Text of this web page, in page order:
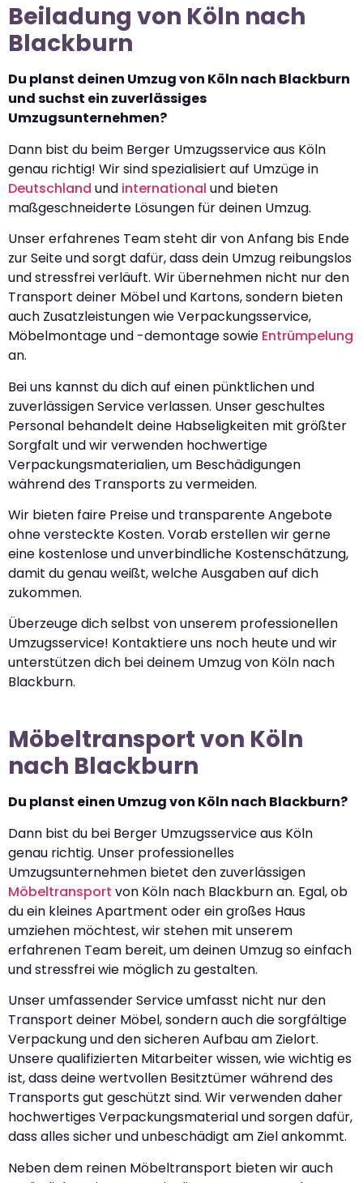
Beiladung von Köln nach
Blackburn
Du planst deinen Umzug von Köln nach Blackburn
und suchst ein zuverlässiges
Umzugsunternehmen?
Dann bist du beim Berger Umzugsservice aus Köln
genau richtig! Wir sind spezialisiert auf Umzüge in
Deutschland und international und bieten
maßgeschneiderte Lösungen für deinen Umzug.
Unser erfahrenes Team steht dir von Anfang bis Ende
zur Seite und sorgt dafür, dass dein Umzug reibungslos
und stressfrei verläuft. Wir übernehmen nicht nur den
Transport deiner Möbel und Kartons, sondern bieten
auch Zusatzleistungen wie Verpackungsservice,
Möbelmontage und -demontage sowie Entrümpelung
an.
Bei uns kannst du dich auf einen pünktlichen und
zuverlässigen Service verlassen. Unser geschultes
Personal behandelt deine Habseligkeiten mit größter
Sorgfalt und wir verwenden hochwertige
Verpackungsmaterialien, um Beschädigungen
während des Transports zu vermeiden.
Wir bieten faire Preise und transparente Angebote
ohne versteckte Kosten. Vorab erstellen wir gerne
eine kostenlose und unverbindliche Kostenschätzung,
damit du genau weißt, welche Ausgaben auf dich
zukommen.
Überzeuge dich selbst von unserem professionellen
Umzugsservice! Kontaktiere uns noch heute und wir
unterstützen dich bei deinem Umzug von Köln nach
Blackburn.
Möbeltransport von Köln
nach Blackburn
Du planst einen Umzug von Köln nach Blackburn?
Dann bist du bei Berger Umzugsservice aus Köln
genau richtig. Unser professionelles
Umzugsunternehmen bietet den zuverlässigen
Möbeltransport von Köln nach Blackburn an. Egal, ob
du ein kleines Apartment oder ein großes Haus
umziehen möchtest, wir stehen mit unserem
erfahrenen Team bereit, um deinen Umzug so einfach
und stressfrei wie möglich zu gestalten.
Unser umfassender Service umfasst nicht nur den
Transport deiner Möbel, sondern auch die sorgfältige
Verpackung und den sicheren Aufbau am Zielort.
Unsere qualifizierten Mitarbeiter wissen, wie wichtig es
ist, dass deine wertvollen Besitztümer während des
Transports gut geschützt sind. Wir verwenden daher
hochwertiges Verpackungsmaterial und sorgen dafür,
dass alles sicher und unbeschädigt am Ziel ankommt.
Neben dem reinen Möbeltransport bieten wir auch